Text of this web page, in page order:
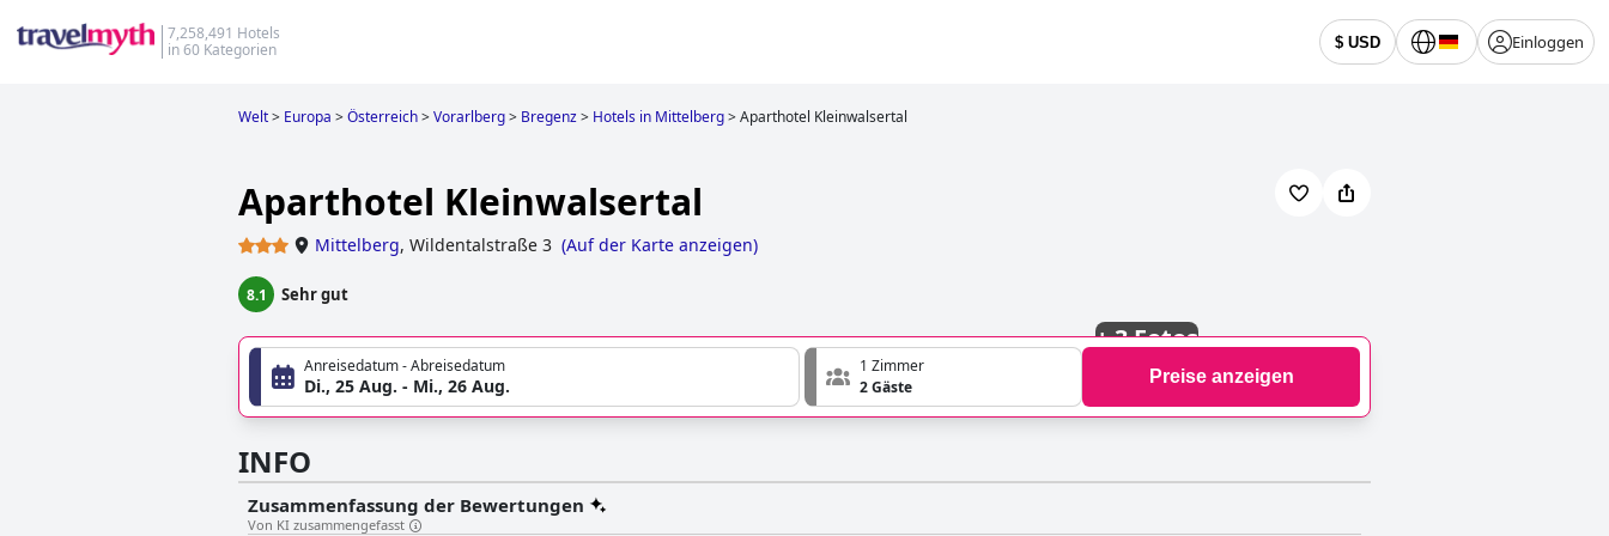
7,258,491 Hotels
in 60 Kategorien
$ USD Einloggen
Welt> Europa >Österreich>Vorarlberg> Bregenz> Hotels in Mittelberg>Aparthotel Kleinwalsertal
Aparthotel Kleinwalsertal
Mittelberg, Wildentalstraße 3 (Auf der Karte anzeigen)
8.1 Sehr gut
+3 Fotos
Anreisedatum - Abreisedatum
Di., 25 Aug. - Mi., 26 Aug.
1 Zimmer
2 Gäste
Preise anzeigen
INFO
Zusammenfassung der Bewertungen
Von KI zusammengefasst